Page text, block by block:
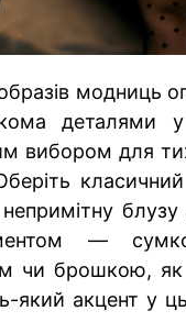
модниць
деталями
вибором для
блузу
—
чи брошкою, як
який акцент у